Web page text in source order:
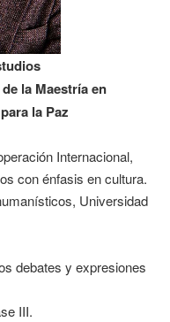
la Maestría en
la Paz
Internacional,
con énfasis en cultura.
Universidad
debates y expresiones
III.